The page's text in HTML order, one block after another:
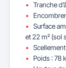
Tranche
Surface
et 22 m² (sol
Poids : 78